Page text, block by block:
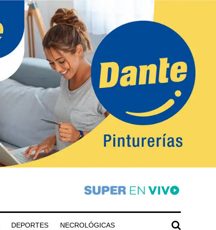
DEPORTES NECROLÓGICAS